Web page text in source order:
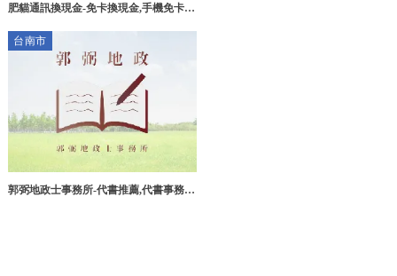
肥貓通訊換現金-免卡換現金,手機免卡換
台南市
郭弼地政士事務所-代書推薦,代書事務